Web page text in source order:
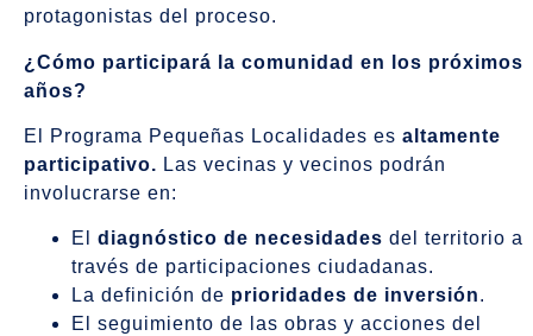
protagonistas del proceso.
¿Cómo participará la comunidad en los próximos
años?
El Programa Pequeñas Localidades es altamente
participativo. Las vecinas y vecinos podrán
involucrarse en:
El diagnóstico de necesidades del territorio a
través de participaciones ciudadanas.
La definición de prioridades de inversión.
El seguimiento de las obras y acciones del